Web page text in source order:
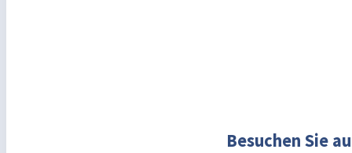
Besuchen Sie